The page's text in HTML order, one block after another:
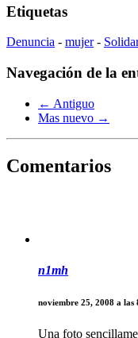
Etiquetas
Denuncia - mujer-
Navegación de la
← Antiguo
Mas nuevo →
Comentarios
n1mh
noviembre 25, 2008 a las
Una foto